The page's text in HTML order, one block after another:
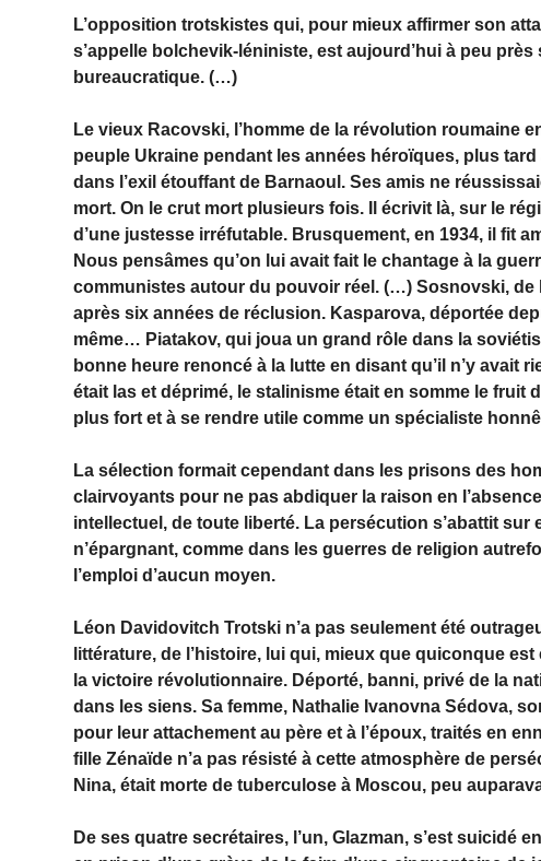
L’opposition trotskistes qui, pour mieux affirmer son
s’appelle bolchevik-léniniste, est aujourd’hui à peu
bureaucratique. (…)
Le vieux Racovski, l’homme de la révolution roumaine
peuple Ukraine pendant les années héroïques, plus
dans l’exil étouffant de Barnaoul. Ses amis ne
mort. On le crut mort plusieurs fois. Il écrivit là, sur le
d’une justesse irréfutable. Brusquement, en 1934, il fit
Nous pensâmes qu’on lui avait fait le chantage à la
communistes autour du pouvoir réel. (…) Sosnovski, de
après six années de réclusion. Kasparova, déportée
même… Piatakov, qui joua un grand rôle dans la
bonne heure renoncé à la lutte en disant qu’il n’y avait
était las et déprimé, le stalinisme était en somme le fruit
plus fort et à se rendre utile comme un spécialiste
La sélection formait cependant dans les prisons des
clairvoyants pour ne pas abdiquer la raison en
intellectuel, de toute liberté. La persécution s’abattit
n’épargnant, comme dans les guerres de religion
l’emploi d’aucun moyen.
Léon Davidovitch Trotski n’a pas seulement été
littérature, de l’histoire, lui qui, mieux que quiconque
la victoire révolutionnaire. Déporté, banni, privé de la
dans les siens. Sa femme, Nathalie Ivanovna Sédova,
pour leur attachement au père et à l’époux, traités en
fille Zénaïde n’a pas résisté à cette atmosphère de
Nina, était morte de tuberculose à Moscou, peu
De ses quatre secrétaires, l’un, Glazman, s’est suicidé